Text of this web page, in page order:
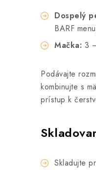
Dospelý
BARF
Mačka: 3
Podávajte
kombinujte s
prístup k
Skladujte